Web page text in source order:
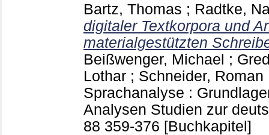
Bartz, Thomas ; Radtke,
digitaler Textkorpora und
materialgestützten
Beißwenger, Michael ;
Lothar ; Schneider, Roman
Sprachanalyse :
Analysen Studien zur
88 359-376 [Buchkapitel]